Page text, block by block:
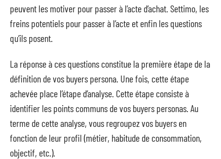
peuvent les motiver pour passer à l’acte d’achat. Settimo, les
freins potentiels pour passer à l’acte et enfin les questions
qu’ils posent.
La réponse à ces questions constitue la première étape de la
définition de vos buyers persona. Une fois, cette étape
achevée place l’étape d’analyse. Cette étape consiste à
identifier les points communs de vos buyers personas. Au
terme de cette analyse, vous regroupez vos buyers en
fonction de leur profil (métier, habitude de consommation,
objectif, etc.).